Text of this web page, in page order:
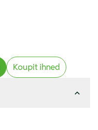
Koupit ihned